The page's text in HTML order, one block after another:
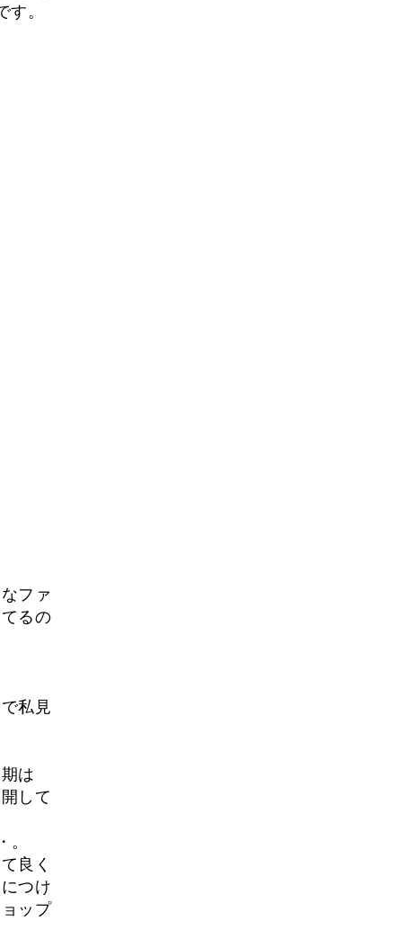
。
ファ
るの
私見
は
して
良く
つけ
ップ